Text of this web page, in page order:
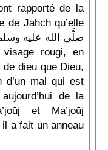
rapporté de la
de Jaḥch qu’elle
rougi, en
dieu que Dieu,
d’un mal qui est
de la
et Ma’joūj
a fait un anneau